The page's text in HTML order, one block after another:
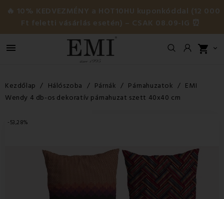
🔥 10% KEDVEZMÉNY a HOT10HU kuponkóddal (12 000
Ft feletti vásárlás esetén) – CSAK 08.09-IG ⏰
 shopping_cart 
Kezdőlap Hálószoba Párnák Párnahuzatok
EMI
Wendy 4 db-os dekoratív párnahuzat szett 40x40 cm
-53,28%